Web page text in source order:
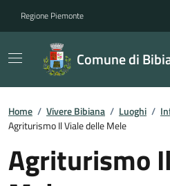
Regione Piemonte
Comune di
Home / Vivere Bibiana / Luoghi /
Agriturismo Il Viale delle Mele
Agriturismo